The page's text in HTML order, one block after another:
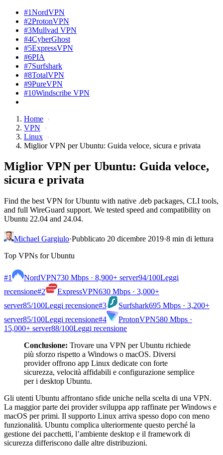
#1NordVPN
#2ProtonVPN
#3Mullvad VPN
#4CyberGhost
#5ExpressVPN
#6PIA
#7Surfshark
#8TotalVPN
#9PureVPN
#10Windscribe VPN
Home
VPN
Linux
Miglior VPN per Ubuntu: Guida veloce, sicura e privata
Miglior VPN per Ubuntu: Guida veloce,
sicura e privata
Find the best VPN for Ubuntu with native .deb packages, CLI tools,
and full WireGuard support. We tested speed and compatibility on
Ubuntu 22.04 and 24.04.
Michael Gargiulo·Pubblicato 20 dicembre 2019·8 min di lettura
Top VPNs for Ubuntu
#1 NordVPN730 Mbps · 8,900+ server94/100Leggi
recensione#2 ExpressVPN630 Mbps · 3,000+
server85/100Leggi recensione#3 Surfshark695 Mbps · 3,200+
server85/100Leggi recensione#4 ProtonVPN580 Mbps ·
15,000+ server88/100Leggi recensione
Conclusione: Trovare una VPN per Ubuntu richiede
più sforzo rispetto a Windows o macOS. Diversi
provider offrono app Linux dedicate con forte
sicurezza, velocità affidabili e configurazione semplice
per i desktop Ubuntu.
Gli utenti Ubuntu affrontano sfide uniche nella scelta di una VPN.
La maggior parte dei provider sviluppa app raffinate per Windows e
macOS per primi. Il supporto Linux arriva spesso dopo con meno
funzionalità. Ubuntu complica ulteriormente questo perché la
gestione dei pacchetti, l’ambiente desktop e il framework di
sicurezza differiscono dalle altre distribuzioni.